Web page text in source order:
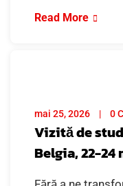
Read More
mai 25, 2026 0
Vizită de
Belgia, 22-24